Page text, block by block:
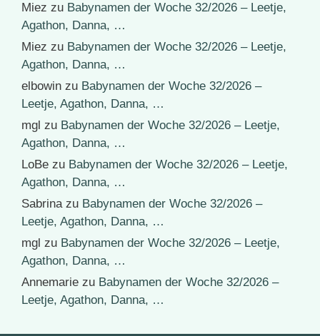
Miez zu Babynamen der Woche 32/2026 – Leetje,
Agathon, Danna, …
Miez zu Babynamen der Woche 32/2026 – Leetje,
Agathon, Danna, …
elbowin zu Babynamen der Woche 32/2026 –
Leetje, Agathon, Danna, …
mgl zu Babynamen der Woche 32/2026 – Leetje,
Agathon, Danna, …
LoBe zu Babynamen der Woche 32/2026 – Leetje,
Agathon, Danna, …
Sabrina zu Babynamen der Woche 32/2026 –
Leetje, Agathon, Danna, …
mgl zu Babynamen der Woche 32/2026 – Leetje,
Agathon, Danna, …
Annemarie zu Babynamen der Woche 32/2026 –
Leetje, Agathon, Danna, …